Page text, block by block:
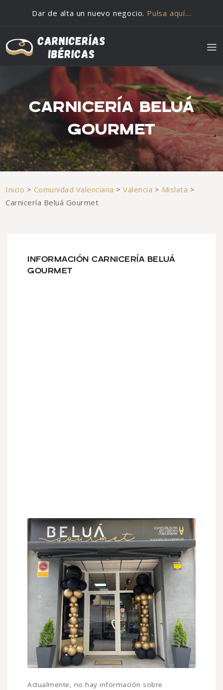
Dar de alta un nuevo negocio. Pulsa aquí…
CARNICERÍA BELUÁ
GOURMET
Inicio > Comunidad Valenciana >Valencia > Mislata >
Carnicería Beluá Gourmet
INFORMACIÓN CARNICERÍA BELUÁ
GOURMET
Actualmente, no hay información sobre